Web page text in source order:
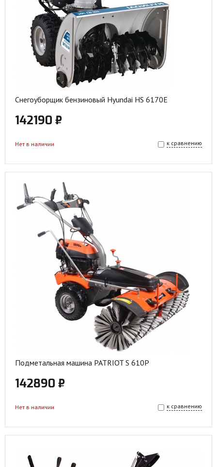
Снегоуборщик бензиновый Hyundai HS 6170E
142190 ₽
к сравнению
Нет в наличии
Подметальная машина PATRIOT S 610P
142890 ₽
к сравнению
Нет в наличии